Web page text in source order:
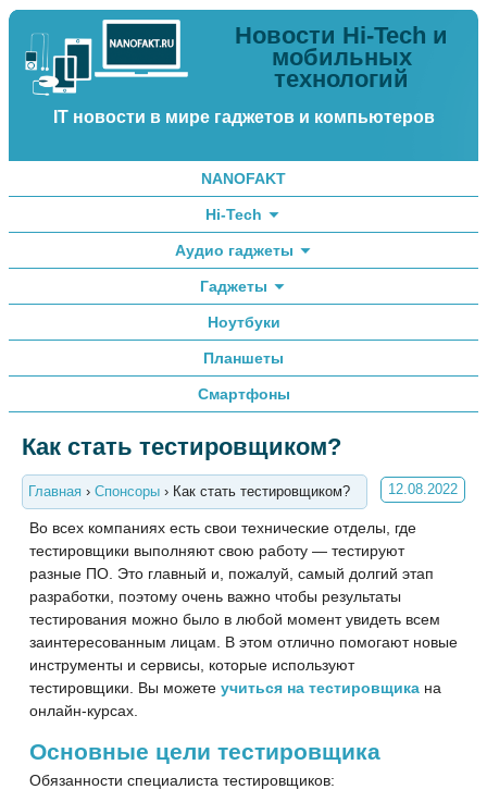
Новости Hi-Tech и
мобильных
технологий
IT новости в мире гаджетов и компьютеров
NANOFAKT
Hi-Tech
Аудио гаджеты
Гаджеты
Ноутбуки
Планшеты
Смартфоны
Как стать тестировщиком?
Главная › Спонсоры › Как стать тестировщиком? 12.08.2022
Во всех компаниях есть свои технические отделы, где
тестировщики выполняют свою работу — тестируют
разные ПО. Это главный и, пожалуй, самый долгий этап
разработки, поэтому очень важно чтобы результаты
тестирования можно было в любой момент увидеть всем
заинтересованным лицам. В этом отлично помогают новые
инструменты и сервисы, которые используют
тестировщики. Вы можете учиться на тестировщика на
онлайн-курсах.
Основные цели тестировщика
Обязанности специалиста тестировщиков: